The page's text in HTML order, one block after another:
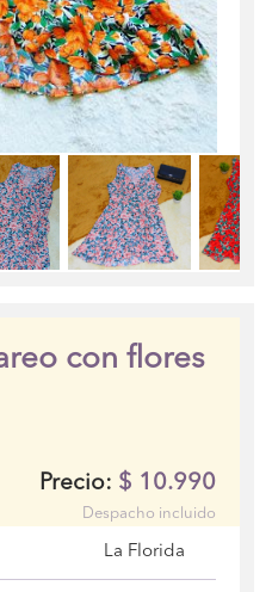
con flores
Precio: $ 10.990
Despacho incluido
La Florida